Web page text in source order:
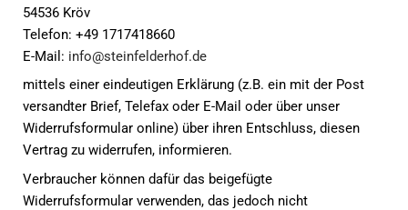
54536 Kröv
Telefon: +49 1717418660
E-Mail: info@steinfelderhof.de
mittels einer eindeutigen Erklärung (z.B. ein mit der Post
versandter Brief, Telefax oder E-Mail oder über unser
Widerrufsformular online) über ihren Entschluss, diesen
Vertrag zu widerrufen, informieren.
Verbraucher können dafür das beigefügte
Widerrufsformular verwenden, das jedoch nicht